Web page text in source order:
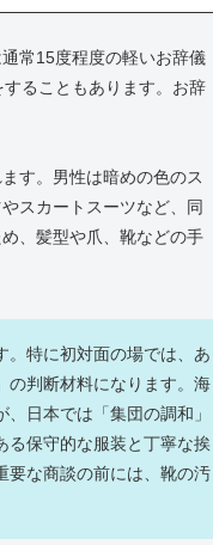
常15度程度の軽いお辞儀
ることもあります。お辞
す。男性は暗めの色のス
スカートスーツなど、同
、髪型や爪、靴などの手
。特に初対面の場では、あ
の判断材料になります。海
日本では「集団の調和」
る保守的な服装と丁寧な挨
要な商談の前には、靴の汚